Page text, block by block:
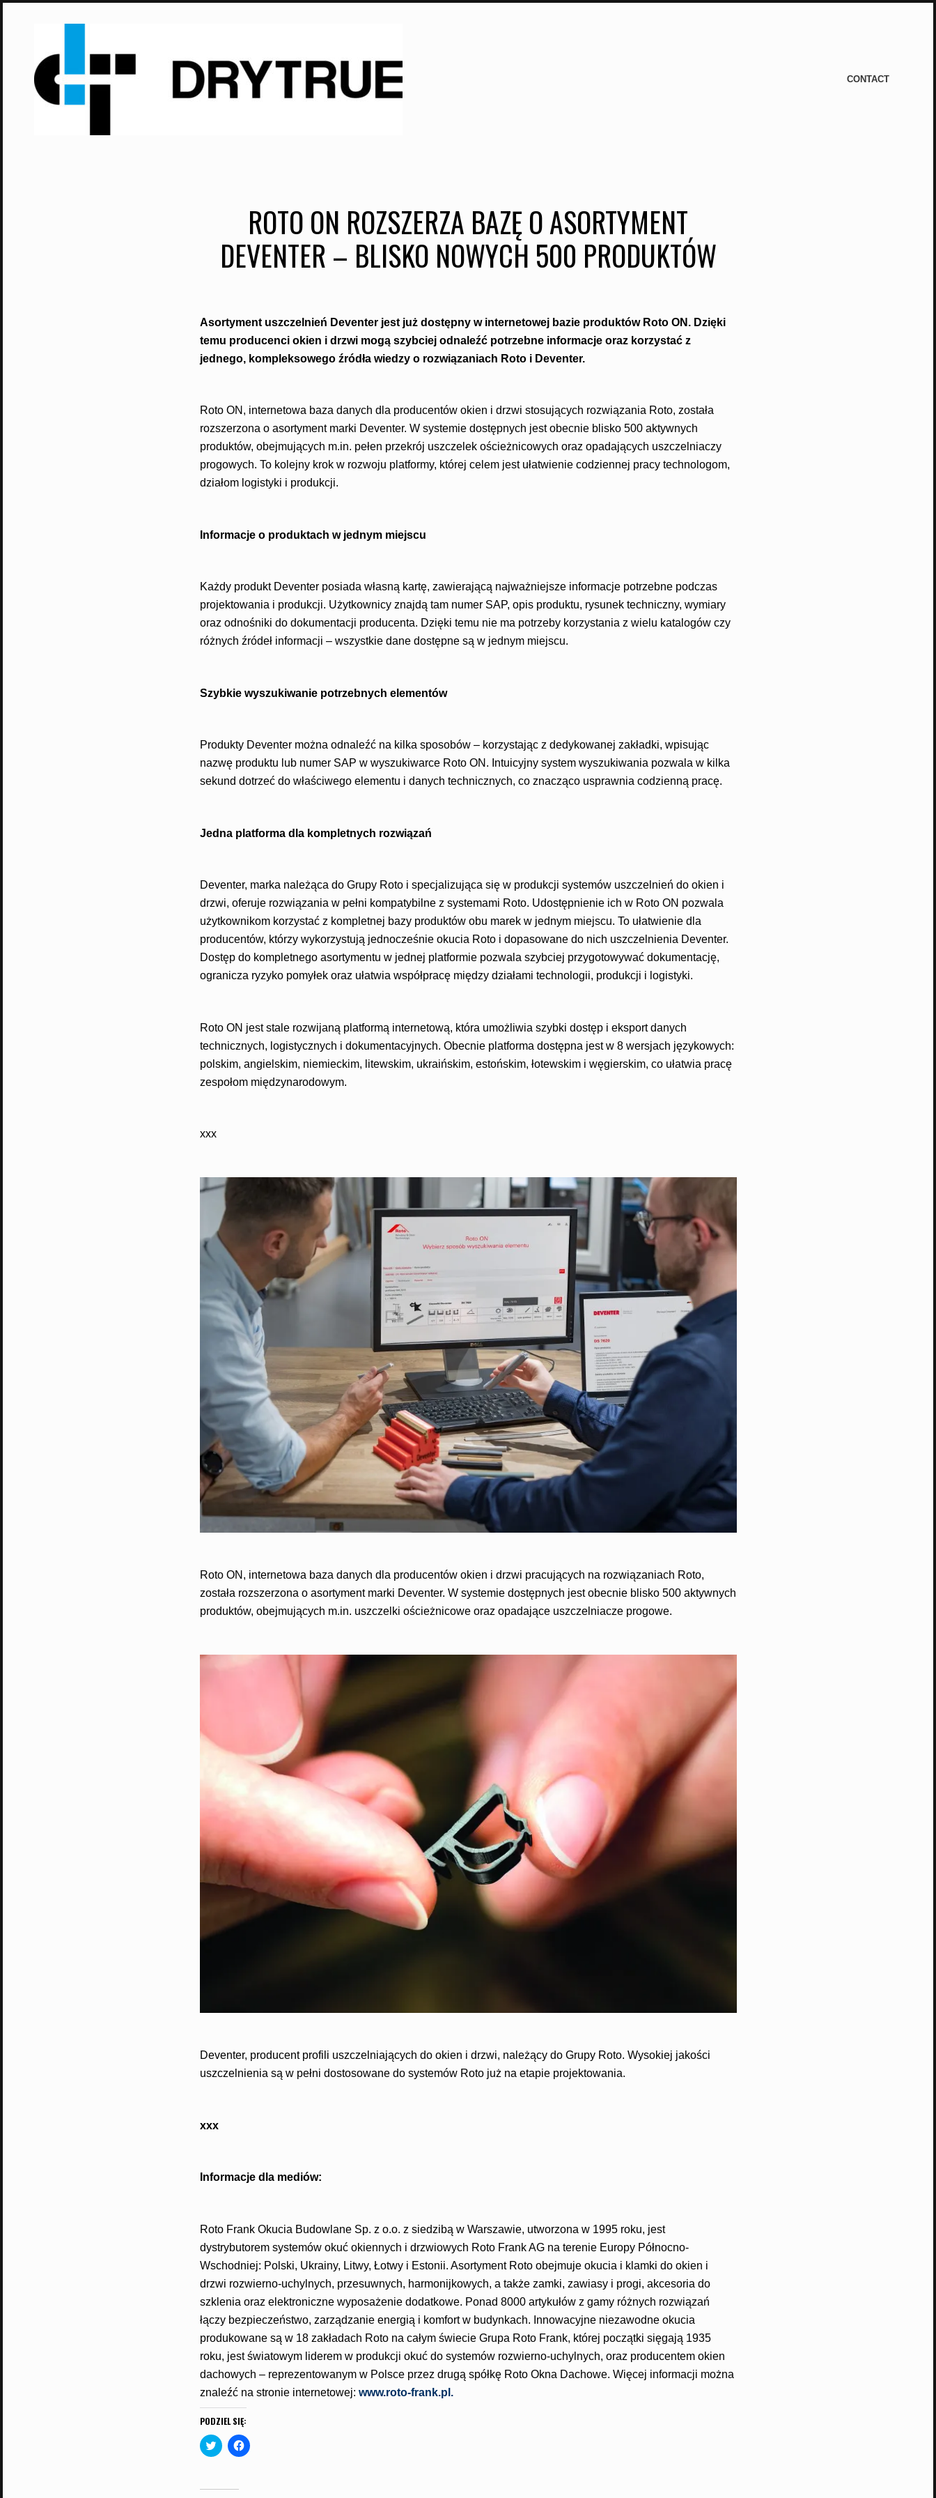
Skip
CONTACT
ROTO ON ROZSZERZA BAZĘ O ASORTYMENT
DEVENTER – BLISKO NOWYCH 500 PRODUKTÓW
Asortyment uszczelnień Deventer jest już dostępny w internetowej bazie produktów Roto ON. Dzięki
temu producenci okien i drzwi mogą szybciej odnaleźć potrzebne informacje oraz korzystać z
jednego, kompleksowego źródła wiedzy o rozwiązaniach Roto i Deventer.
Roto ON, internetowa baza danych dla producentów okien i drzwi stosujących rozwiązania Roto, została
rozszerzona o asortyment marki Deventer. W systemie dostępnych jest obecnie blisko 500 aktywnych
produktów, obejmujących m.in. pełen przekrój uszczelek ościeżnicowych oraz opadających uszczelniaczy
progowych. To kolejny krok w rozwoju platformy, której celem jest ułatwienie codziennej pracy technologom,
działom logistyki i produkcji.
Informacje o produktach w jednym miejscu
Każdy produkt Deventer posiada własną kartę, zawierającą najważniejsze informacje potrzebne podczas
projektowania i produkcji. Użytkownicy znajdą tam numer SAP, opis produktu, rysunek techniczny, wymiary
oraz odnośniki do dokumentacji producenta. Dzięki temu nie ma potrzeby korzystania z wielu katalogów czy
różnych źródeł informacji – wszystkie dane dostępne są w jednym miejscu.
Szybkie wyszukiwanie potrzebnych elementów
Produkty Deventer można odnaleźć na kilka sposobów – korzystając z dedykowanej zakładki, wpisując
nazwę produktu lub numer SAP w wyszukiwarce Roto ON. Intuicyjny system wyszukiwania pozwala w kilka
sekund dotrzeć do właściwego elementu i danych technicznych, co znacząco usprawnia codzienną pracę.
Jedna platforma dla kompletnych rozwiązań
Deventer, marka należąca do Grupy Roto i specjalizująca się w produkcji systemów uszczelnień do okien i
drzwi, oferuje rozwiązania w pełni kompatybilne z systemami Roto. Udostępnienie ich w Roto ON pozwala
użytkownikom korzystać z kompletnej bazy produktów obu marek w jednym miejscu. To ułatwienie dla
producentów, którzy wykorzystują jednocześnie okucia Roto i dopasowane do nich uszczelnienia Deventer.
Dostęp do kompletnego asortymentu w jednej platformie pozwala szybciej przygotowywać dokumentację,
ogranicza ryzyko pomyłek oraz ułatwia współpracę między działami technologii, produkcji i logistyki.
Roto ON jest stale rozwijaną platformą internetową, która umożliwia szybki dostęp i eksport danych
technicznych, logistycznych i dokumentacyjnych. Obecnie platforma dostępna jest w 8 wersjach językowych:
polskim, angielskim, niemieckim, litewskim, ukraińskim, estońskim, łotewskim i węgierskim, co ułatwia pracę
zespołom międzynarodowym.
xxx
Roto ON, internetowa baza danych dla producentów okien i drzwi pracujących na rozwiązaniach Roto,
została rozszerzona o asortyment marki Deventer. W systemie dostępnych jest obecnie blisko 500 aktywnych
produktów, obejmujących m.in. uszczelki ościeżnicowe oraz opadające uszczelniacze progowe.
Deventer, producent profili uszczelniających do okien i drzwi, należący do Grupy Roto. Wysokiej jakości
uszczelnienia są w pełni dostosowane do systemów Roto już na etapie projektowania.
xxx
Informacje dla mediów:
Roto Frank Okucia Budowlane Sp. z o.o. z siedzibą w Warszawie, utworzona w 1995 roku, jest
dystrybutorem systemów okuć okiennych i drzwiowych Roto Frank AG na terenie Europy Północno-
Wschodniej: Polski, Ukrainy, Litwy, Łotwy i Estonii. Asortyment Roto obejmuje okucia i klamki do okien i
drzwi rozwierno-uchylnych, przesuwnych, harmonijkowych, a także zamki, zawiasy i progi, akcesoria do
szklenia oraz elektroniczne wyposażenie dodatkowe. Ponad 8000 artykułów z gamy różnych rozwiązań
łączy bezpieczeństwo, zarządzanie energią i komfort w budynkach. Innowacyjne niezawodne okucia
produkowane są w 18 zakładach Roto na całym świecie Grupa Roto Frank, której początki sięgają 1935
roku, jest światowym liderem w produkcji okuć do systemów rozwierno-uchylnych, oraz producentem okien
dachowych – reprezentowanym w Polsce przez drugą spółkę Roto Okna Dachowe. Więcej informacji można
znaleźć na stronie internetowej: www.roto-frank.pl.
PODZIEL SIĘ:
C
l
t
C
l